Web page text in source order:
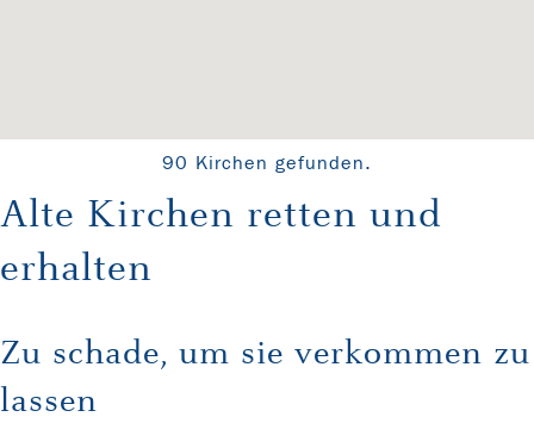
90 Kirchen gefunden.
Alte Kirchen retten und
erhalten
Zu schade, um sie verkommen zu
lassen